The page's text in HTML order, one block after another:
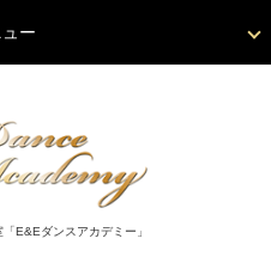
E&Eダンスアカデミー」
ュー